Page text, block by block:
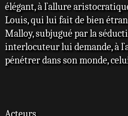
élégant, à l`allure
Louis, qui lui fait de bien
Malloy, subjugué par la
interlocuteur lui demande, à
pénétrer dans son monde,
Acteurs